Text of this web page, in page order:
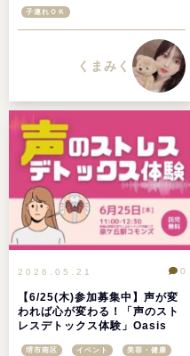
子連れＯＫ
くまみく
2026.05.21
【6/25(木)参加募集中】声が変
われば心が変わる！「声のスト
レスデトックス体験」Oasis
0
堺市南区 イベント 美容・健康